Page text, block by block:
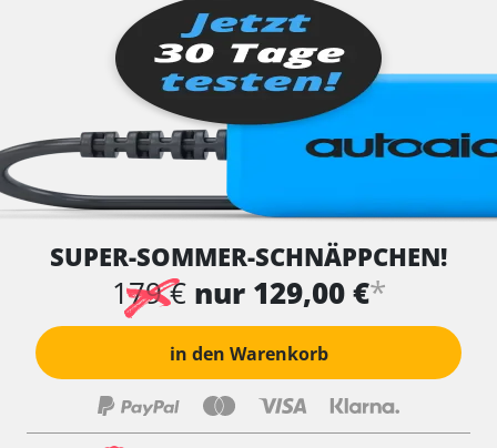
SUPER-SOMMER-SCHNÄPPCHEN!
179 € nur 129,00 €*
in den Warenkorb